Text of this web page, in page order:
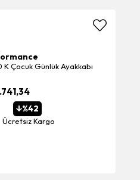
Çocuk Günlük Ayakkabı
%42
Ücretsiz Kargo